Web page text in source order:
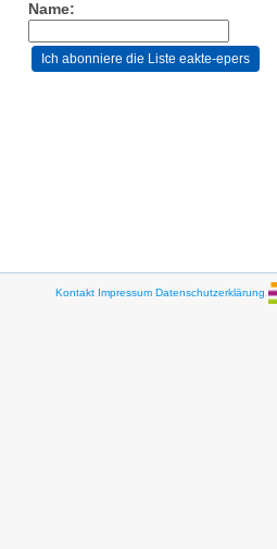
Name:
Kontakt Impressum Datenschutzerklärung